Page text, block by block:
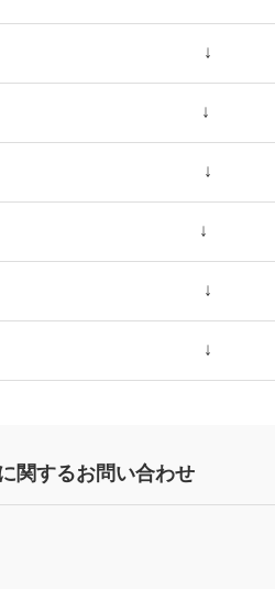
↓
↓
↓
↓
↓
↓
関するお問い合わせ